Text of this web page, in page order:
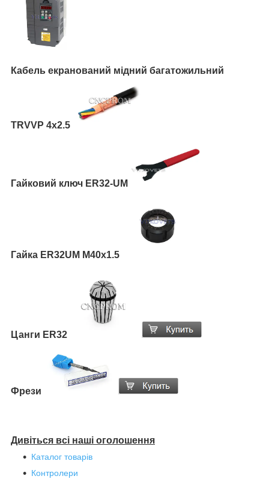
Кабель екранований мідний багатожильний
TRVVP 4x2.5
Гайковий ключ ER32-UM
Гайка ER32UM М40х1.5
Цанги ER32
Фрези
Дивіться всі наші оголошення
Каталог товарів
Контролери